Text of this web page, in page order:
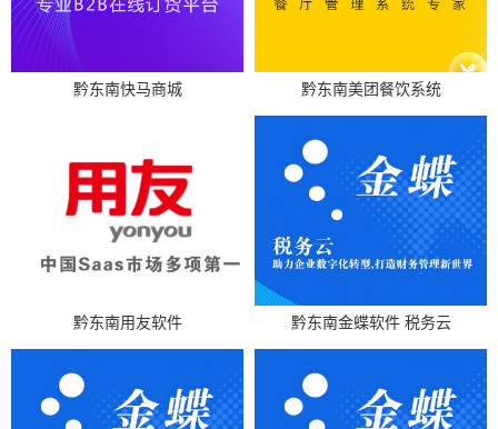
黔东南快马商城 黔东南美团餐饮系统
黔东南用友软件 黔东南金蝶软件 税务云